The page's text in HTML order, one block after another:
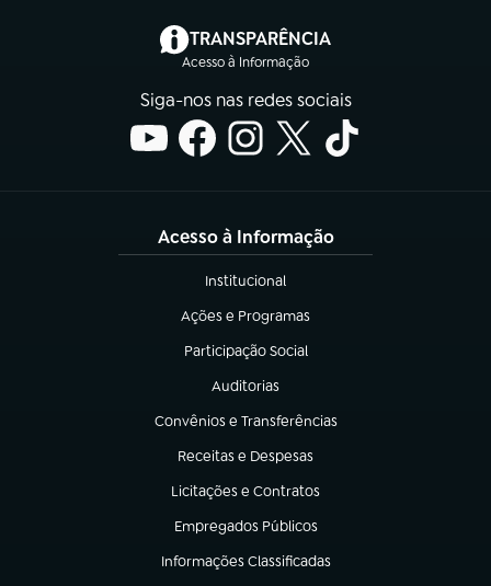
TRANSPARÊNCIA
Acesso à Informação
(abre em nova aba)
Siga-nos nas redes sociais
Acesso à Informação
Institucional
(abre em nova aba)
Ações e Programas
(abre em nova aba)
Participação Social
(abre em nova aba)
Auditorias
(abre em nova aba)
Convênios e Transferências
(abre em nova aba)
Receitas e Despesas
(abre em nova aba)
Licitações e Contratos
(abre em nova aba)
Empregados Públicos
(abre em nova aba)
Informações Classificadas
(abre em nova aba)